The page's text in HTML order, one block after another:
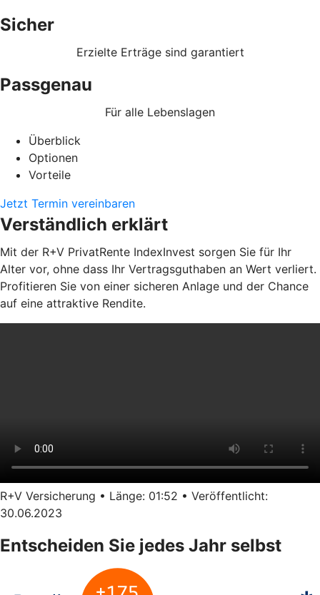
Sicher
Erzielte Erträge sind garantiert
Passgenau
Für alle Lebenslagen
Überblick
Optionen
Vorteile
Jetzt Termin vereinbaren
Verständlich erklärt
Mit der R+V PrivatRente IndexInvest sorgen Sie für Ihr
Alter vor, ohne dass Ihr Vertragsguthaben an Wert verliert.
Profitieren Sie von einer sicheren Anlage und der Chance
auf eine attraktive Rendite.
R+V Versicherung • Länge: 01:52 • Veröffentlicht:
30.06.2023
Entscheiden Sie jedes Jahr selbst